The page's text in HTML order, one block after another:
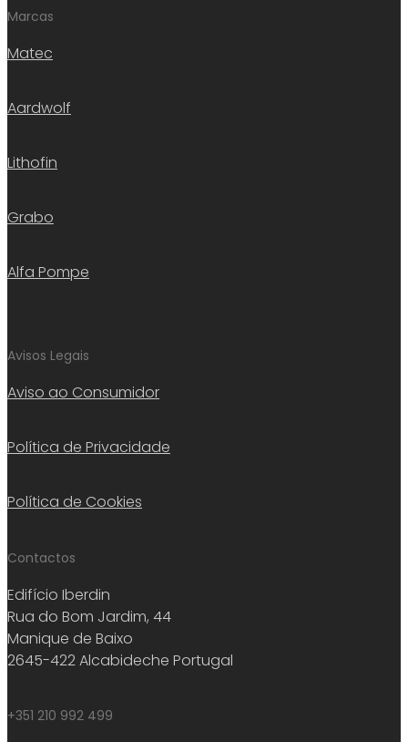
Marcas
Matec
Aardwolf
Lithofin
Grabo
Alfa Pompe
Avisos Legais
Aviso ao Consumidor
Política de Privacidade
Política de Cookies
Contactos
Edifício Iberdin
Rua do Bom Jardim, 44
Manique de Baixo
2645-422 Alcabideche Portugal
+351 210 992 499